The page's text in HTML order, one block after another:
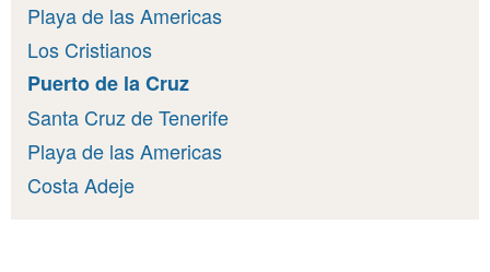
Playa de las Americas
Los Cristianos
Puerto de la Cruz
Santa Cruz de Tenerife
Playa de las Americas
Costa Adeje